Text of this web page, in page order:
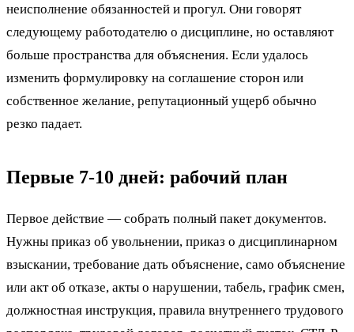
неисполнение обязанностей и прогул. Они говорят
следующему работодателю о дисциплине, но оставляют
больше пространства для объяснения. Если удалось
изменить формулировку на соглашение сторон или
собственное желание, репутационный ущерб обычно
резко падает.
Первые 7-10 дней: рабочий план
Первое действие — собрать полный пакет документов.
Нужны приказ об увольнении, приказ о дисциплинарном
взыскании, требование дать объяснение, само объяснение
или акт об отказе, акты о нарушении, табель, график смен,
должностная инструкция, правила внутреннего трудового